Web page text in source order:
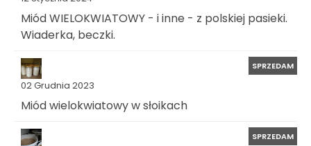
Miód WIELOKWIATOWY - i inne - z polskiej pasieki.
Wiaderka, beczki.
02 Grudnia 2023
SPRZEDAM
Miód wielokwiatowy w słoikach
SPRZEDAM